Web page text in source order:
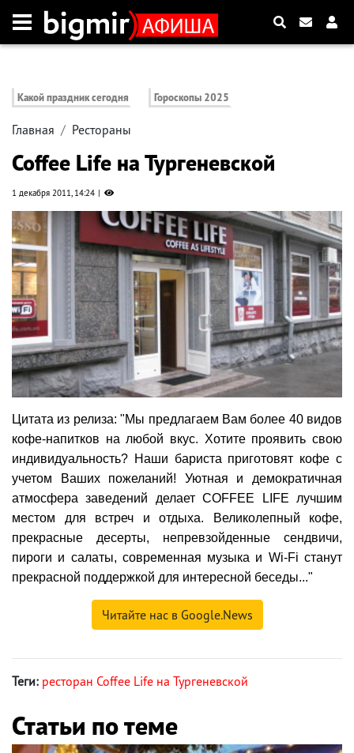
Какой праздник сегодня Гороскопы 2025
Главная Рестораны
Coffee Life на Тургеневской
1 декабря 2011, 14:24
Цитата из релиза: "Мы предлагаем Вам более 40 видов
кофе-напитков на любой вкус. Хотите проявить свою
индивидуальность? Наши бариста приготовят кофе с
учетом Ваших пожеланий! Уютная и демократичная
атмосфера заведений делает COFFEE LIFE лучшим
местом для встреч и отдыха. Великолепный кофе,
прекрасные десерты, непревзойденные сендвичи,
пироги и салаты, современная музыка и Wi-Fi станут
прекрасной поддержкой для интересной беседы..."
Читайте нас в Google.News
Теги: ресторан Coffee Life на Тургеневской
Статьи по теме